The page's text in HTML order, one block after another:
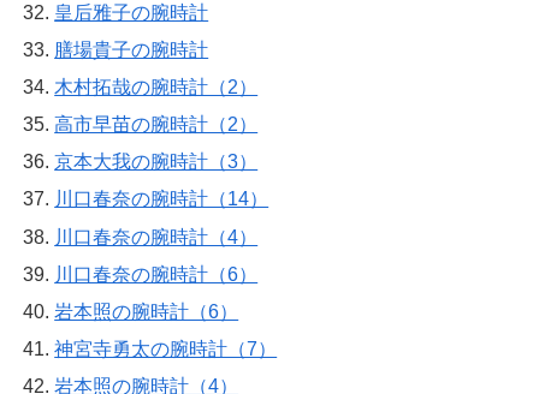
皇后雅子の腕時計
膳場貴子の腕時計
木村拓哉の腕時計（2）
高市早苗の腕時計（2）
京本大我の腕時計（3）
川口春奈の腕時計（14）
川口春奈の腕時計（4）
川口春奈の腕時計（6）
岩本照の腕時計（6）
神宮寺勇太の腕時計（7）
岩本照の腕時計（4）